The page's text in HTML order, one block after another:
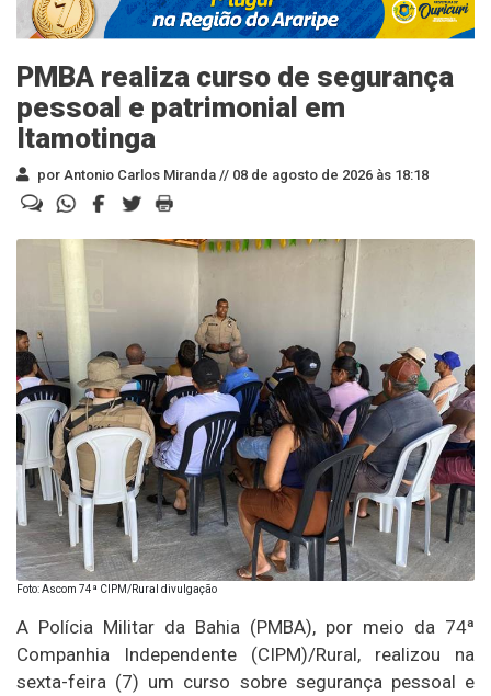
PMBA realiza curso de segurança
pessoal e patrimonial em
Itamotinga
por Antonio Carlos Miranda // 08 de agosto de 2026 às 18:18
Foto: Ascom 74ª CIPM/Rural divulgação
A Polícia Militar da Bahia (PMBA), por meio da 74ª
Companhia Independente (CIPM)/Rural, realizou na
sexta-feira (7) um curso sobre segurança pessoal e